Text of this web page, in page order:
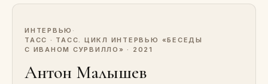
ИНТЕРВЬЮ ·
ТАСС · ТАСС. ЦИКЛ ИНТЕРВЬЮ «БЕСЕДЫ
С ИВАНОМ СУРВИЛЛО» · 2021
Антон Малышев